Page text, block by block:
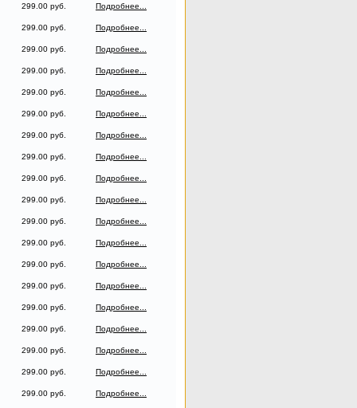
299.00 руб.
Подробнее...
299.00 руб.
Подробнее...
299.00 руб.
Подробнее...
299.00 руб.
Подробнее...
299.00 руб.
Подробнее...
299.00 руб.
Подробнее...
299.00 руб.
Подробнее...
299.00 руб.
Подробнее...
299.00 руб.
Подробнее...
299.00 руб.
Подробнее...
299.00 руб.
Подробнее...
299.00 руб.
Подробнее...
299.00 руб.
Подробнее...
299.00 руб.
Подробнее...
299.00 руб.
Подробнее...
299.00 руб.
Подробнее...
299.00 руб.
Подробнее...
299.00 руб.
Подробнее...
299.00 руб.
Подробнее...